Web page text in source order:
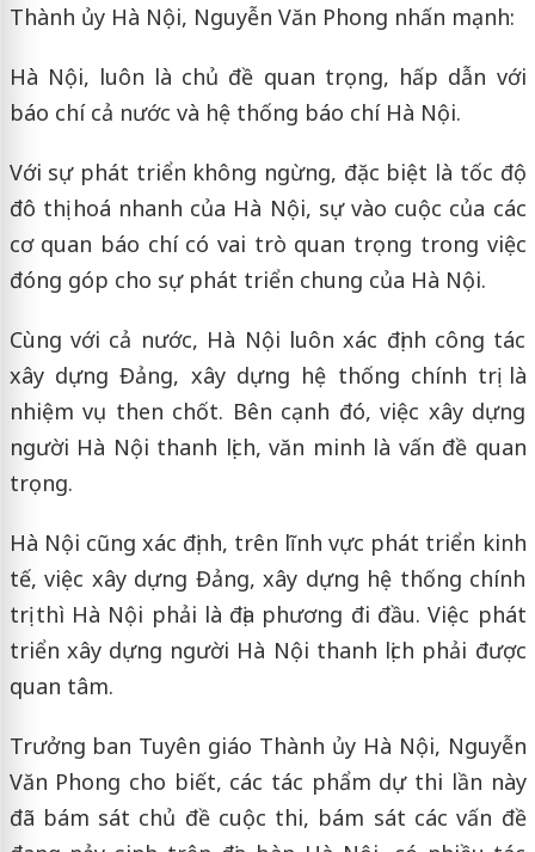
Thành ủy Hà Nội, Nguyễn Văn Phong nhấn mạnh:
Hà Nội, luôn là chủ đề quan trọng, hấp dẫn với
báo chí cả nước và hệ thống báo chí Hà Nội.
Với sự phát triển không ngừng, đặc biệt là tốc độ
đô thị hoá nhanh của Hà Nội, sự vào cuộc của các
cơ quan báo chí có vai trò quan trọng trong việc
đóng góp cho sự phát triển chung của Hà Nội.
Cùng với cả nước, Hà Nội luôn xác định công tác
xây dựng Đảng, xây dựng hệ thống chính trị là
nhiệm vụ then chốt. Bên cạnh đó, việc xây dựng
người Hà Nội thanh lịch, văn minh là vấn đề quan
trọng.
Hà Nội cũng xác định, trên lĩnh vực phát triển kinh
tế, việc xây dựng Đảng, xây dựng hệ thống chính
trị thì Hà Nội phải là địa phương đi đầu. Việc phát
triển xây dựng người Hà Nội thanh lịch phải được
quan tâm.
Trưởng ban Tuyên giáo Thành ủy Hà Nội, Nguyễn
Văn Phong cho biết, các tác phẩm dự thi lần này
đã bám sát chủ đề cuộc thi, bám sát các vấn đề